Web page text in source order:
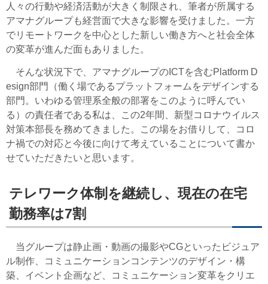
人々の行動や経済活動が大きく制限され、筆者が所属する
アマナグループも経営面で大きな影響を受けました。一方
でリモートワークを中心とした新しい働き方へと社会全体
の変革が進んだ面もありました。
そんな状況下で、アマナグループのICTを含むPlatform D
esign部門（働く場であるプラットフォームをデザインする
部門。いわゆる管理系全般の部署をこのように呼んでい
る）の責任者である私は、この2年間、新型コロナウイルス
対策本部長を務めてきました。この場をお借りして、コロ
ナ禍での対応と今後に向けて考えていることについて書か
せていただきたいと思います。
テレワーク体制を継続し、現在の在宅
勤務率は7割
当グループは静止画・動画の撮影やCGといったビジュア
ル制作、コミュニケーションコンテンツのデザイン・構
築、イベント企画など、コミュニケーション変革をクリエ